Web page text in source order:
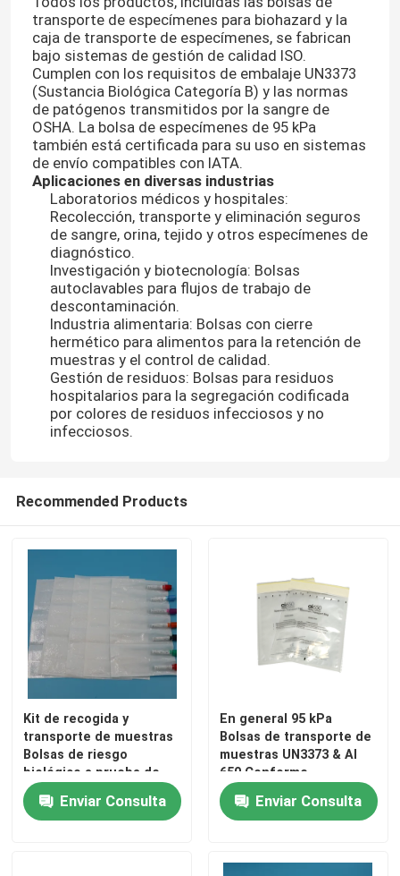
Productos
Los vídeos
Sobre nosotros
Recorrido por la fábrica
Control de calidad
Noticias
Solicitar una cita
bolsos 95Kpa
Bolsas absorbentes
Caja médica del espécimen
cojines absorbentes médicos
Cajas de envío del espécimen
transporte de especímenes para biohazard y la
caja de transporte de especímenes, se fabrican
bajo sistemas de gestión de calidad ISO.
Cumplen con los requisitos de embalaje UN3373
(Sustancia Biológica Categoría B) y las normas
de patógenos transmitidos por la sangre de
OSHA. La bolsa de especímenes de 95 kPa
también está certificada para su uso en sistemas
de envío compatibles con IATA.
Aplicaciones en diversas industrias
Laboratorios médicos y hospitales:
Recolección, transporte y eliminación seguros
de sangre, orina, tejido y otros especímenes de
diagnóstico.
Investigación y biotecnología: Bolsas
autoclavables para flujos de trabajo de
descontaminación.
Industria alimentaria: Bolsas con cierre
hermético para alimentos para la retención de
muestras y el control de calidad.
Gestión de residuos: Bolsas para residuos
hospitalarios para la segregación codificada
por colores de residuos infecciosos y no
infecciosos.
Recommended Products
Kit de recogida y
transporte de muestras
Bolsas de riesgo
biológico a prueba de
fugas de 95 kPa con
almohadillasEnviar Consulta
En general 95 kPa
Bolsas de transporte de
muestras UN3373 & AI
650 Conforme
Enviar Consulta